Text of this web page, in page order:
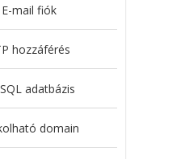
mail fiók
hozzáférés
adatbázis
domain